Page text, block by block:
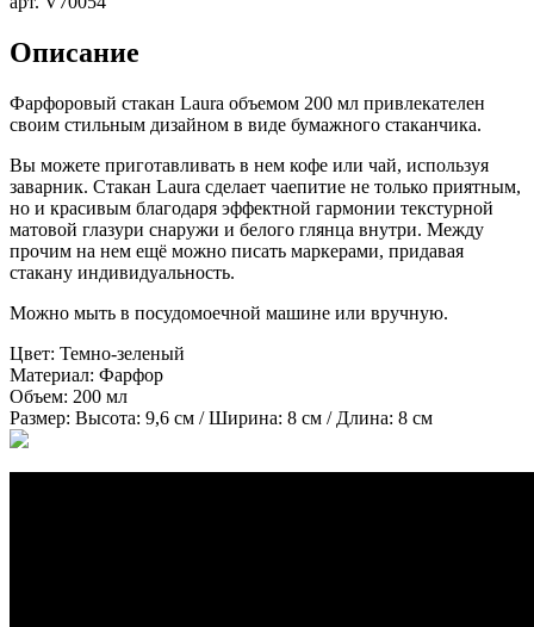
Описание
Фарфоровый стакан Laura объемом 200 мл привлекателен
своим стильным дизайном в виде бумажного стаканчика.
Вы можете приготавливать в нем кофе или чай, используя
заварник. Стакан Laura сделает чаепитие не только приятным,
но и красивым благодаря эффектной гармонии текстурной
матовой глазури снаружи и белого глянца внутри. Между
прочим на нем ещё можно писать маркерами, придавая
стакану индивидуальность.
Можно мыть в посудомоечной машине или вручную.
Цвет: Темно-зеленый
Материал: Фарфор
Объем: 200 мл
Размер: Высота: 9,6 см / Ширина: 8 см / Длина: 8 см